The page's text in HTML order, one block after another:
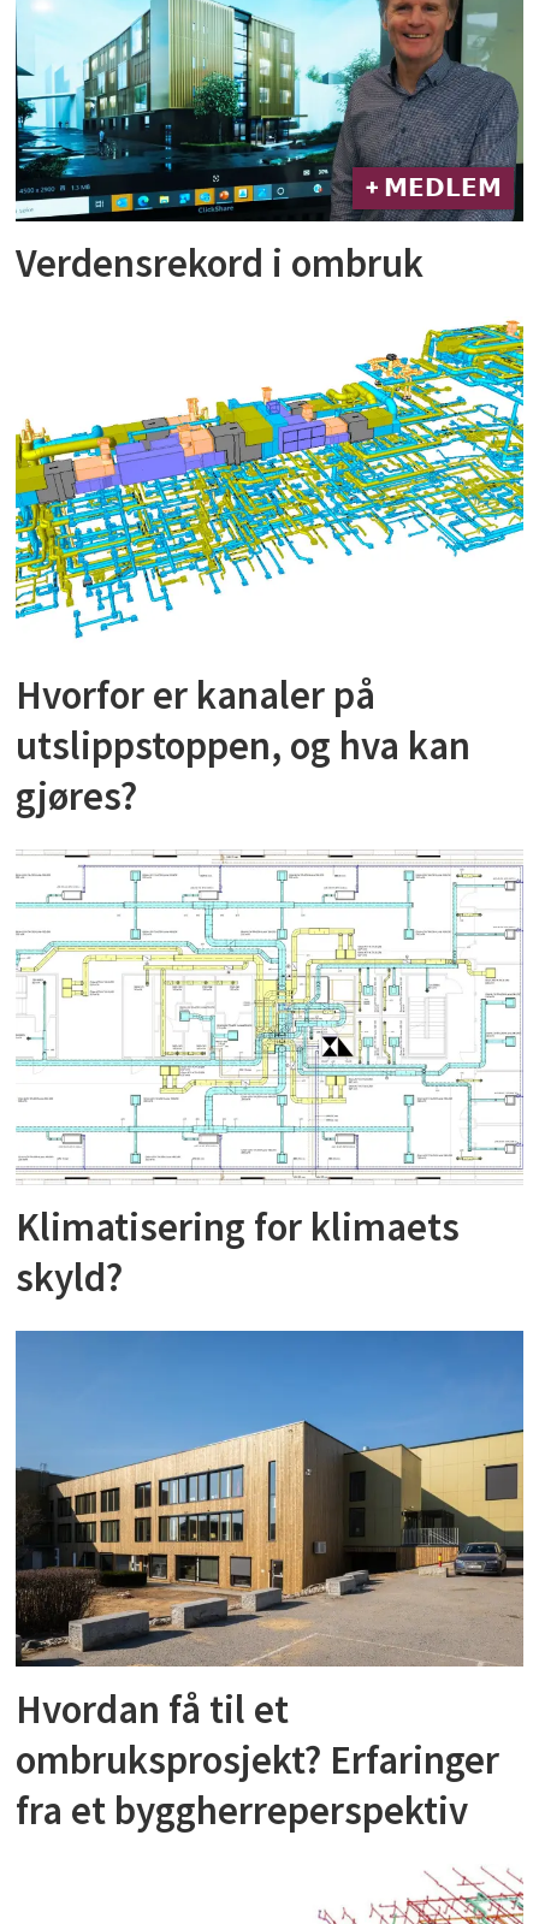
+ 𝗠𝗘𝗗𝗟𝗘𝗠
Verdensrekord i ombruk
Hvorfor er kanaler på
utslippstoppen, og hva kan
gjøres?
Klimatisering for klimaets
skyld?
Hvordan få til et
ombruksprosjekt? Erfaringer
fra et byggherreperspektiv